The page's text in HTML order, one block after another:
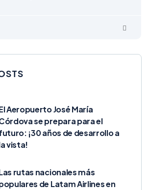
Aeropuerto José María
se prepara para el
¡30 años de desarrollo a
vista!
rutas nacionales más
de Latam Airlines en